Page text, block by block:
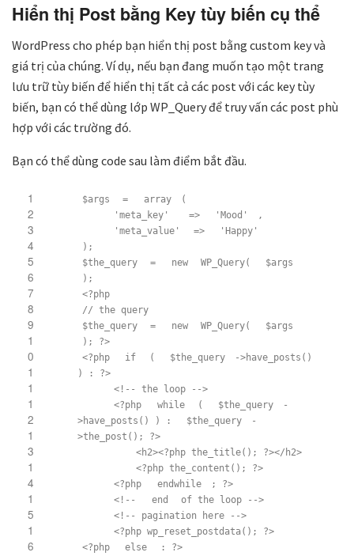
Hiển thị Post bằng Key tùy biến cụ thể
WordPress cho phép bạn hiển thị post bằng custom key và
giá trị của chúng. Ví dụ, nếu bạn đang muốn tạo một trang
lưu trữ tùy biến để hiển thị tất cả các post với các key tùy
biến, bạn có thể dùng lớp WP_Query để truy vấn các post phù
hợp với các trường đó.
Bạn có thể dùng code sau làm điểm bắt đầu.
1
2
3
4
5
6
7
8
9
1
0
1
1
1
2
1
3
1
4
1
5
1
6
$args = array
(
'meta_key'
=> 'Mood'
,
'meta_value'
=>
'Happy'
);
$the_query
= new WP_Query(
$args
);
<?php
// the query
$the_query
= new WP_Query(
$args
); ?>
<?php
if ( $the_query
->have_posts()
) : ?>
<!-- the loop -->
<?php
while ( $the_query
-
>have_posts() ) :
$the_query
-
>the_post(); ?>
<h2><?php the_title(); ?></h2>
<?php the_content(); ?>
<?php
endwhile
; ?>
<!--
end
of the loop -->
<!-- pagination here -->
<?php wp_reset_postdata(); ?>
<?php
else
: ?>